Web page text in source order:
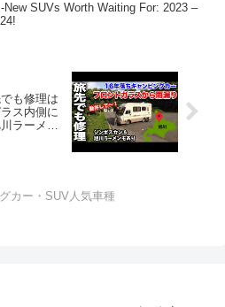
New SUVs Worth Waiting For: 2023 –
も修理は
ス内側に
ラーメン
カー・SUV人気車種